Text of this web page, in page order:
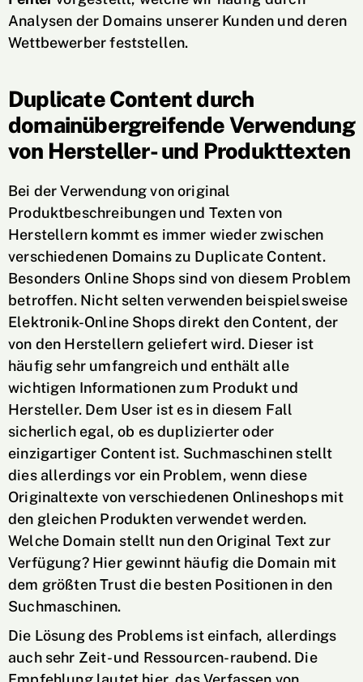
Analysen der Domains unserer Kunden und deren
Wettbewerber feststellen.
Duplicate Content durch
domainübergreifende Verwendung
von Hersteller- und Produkttexten
Bei der Verwendung von original
Produktbeschreibungen und Texten von
Herstellern kommt es immer wieder zwischen
verschiedenen Domains zu Duplicate Content.
Besonders Online Shops sind von diesem Problem
betroffen. Nicht selten verwenden beispielsweise
Elektronik-Online Shops direkt den Content, der
von den Herstellern geliefert wird. Dieser ist
häufig sehr umfangreich und enthält alle
wichtigen Informationen zum Produkt und
Hersteller. Dem User ist es in diesem Fall
sicherlich egal, ob es duplizierter oder
einzigartiger Content ist. Suchmaschinen stellt
dies allerdings vor ein Problem, wenn diese
Originaltexte von verschiedenen Onlineshops mit
den gleichen Produkten verwendet werden.
Welche Domain stellt nun den Original Text zur
Verfügung? Hier gewinnt häufig die Domain mit
dem größten Trust die besten Positionen in den
Suchmaschinen.
Die Lösung des Problems ist einfach, allerdings
auch sehr Zeit- und Ressourcen-raubend. Die